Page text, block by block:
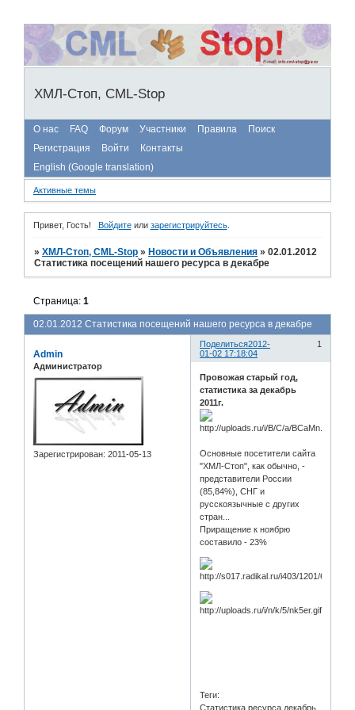
ХМЛ-Стоп, CML-Stop
О нас FAQ Форум Участники Правила
Поиск
Регистрация
Войти
Контакты
English (Google translation)
Активные темы
Привет, Гость! Войдитеили зарегистрируйтесь.
»ХМЛ-Стоп, CML-Stop » Новости и Объявления »02.01.2012
Статистика посещений нашего ресурса в декабре
02.01.2012 Статистика посещений нашего ресурса в декабре
Страница:1
Поделиться 1
2012-
01-02 17:18:04
Admin
Администратор
Зарегистрирован: 2011-05-13
Провожая старый год,
статистика за декабрь
2011г.
Основные посетители сайта
"ХМЛ-Стоп", как обычно, -
представители России
(85,84%), СНГ и
русскоязычные с других
стран...
Приращение к ноябрю
составило - 23%
Теги:
Статистика,ресурса,декабрь